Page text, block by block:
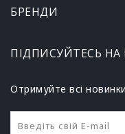
БРЕНДИ
ПІДПИСУЙТЕСЬ НА
Отримуйте всі